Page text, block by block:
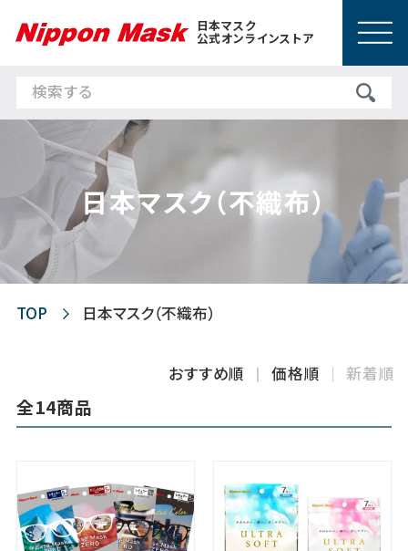
日本マスク
公式オンラインストア
日本マスク（不織布）
TOP 日本マスク（不織布）
全14商品
おすすめ順 価格順 新着順